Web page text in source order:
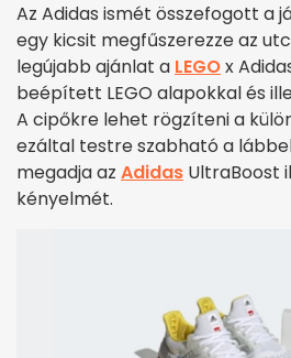
Az Adidas ismét összefogott a
egy kicsit megfűszerezze az
legújabb ajánlat a LEGOx
beépített LEGO alapokkal és
A cipőkre lehet rögzíteni a
ezáltal testre szabható a
megadja az Adidas UltraBoost
kényelmét.